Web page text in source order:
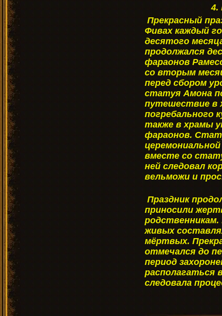
4.
Прекрасный
Фивах каждый
десятого
продолжался
фараонов
со вторым
перед сбором
статуя Амона
путешествие в
погребального
также в храмы
фараонов.
церемониальной
вместе со
ней следовал
вельможи и
Праздник
приносили
родственникам.
живых
мёртвых.
отмечался до
период
располагаться
следовала